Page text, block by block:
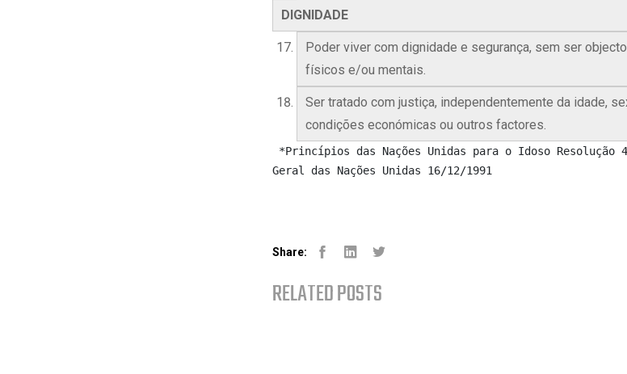
DIGNIDADE
Poder viver com dignidade e segurança, sem ser
físicos e/ou mentais.
Ser tratado com justiça, independentemente da idade,
condições económicas ou outros factores.
Geral das Nações Unidas 16/12/1991
Share:
RELATED POSTS